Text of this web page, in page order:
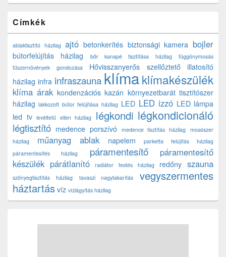
Címkék
ablaktisztító házilag ajtó betonkerítés biztonsági kamera bojler
bútorfelújítás házilag bőr kanapé tisztítása házilag
függönymosás
fűszernövények gondozása
Hővisszanyerős szellőztető
illatosító
házilag infra infraszauna klímaklímakészülék
klíma árak kondenzációs kazán környezetbarát tisztítószer
házilag lakkozott bútor felújítása házilag LED LED izzó LED lámpa
led tv levéltetű ellen házilag légkondi légkondicionáló
légtisztító medence porszívó medence tisztítás házilag
mosószer
házilag
műanyag ablak napelem
parketta felújítás házilag
páramentesítés házilag
páramentesítő
páramentesítő
készülék párátlanító radiátor festés házilag redőny szauna
szőnyegtisztítás házilag tavaszi nagytakarítás
vegyszermentes
háztartás víz vízlágyítás házilag